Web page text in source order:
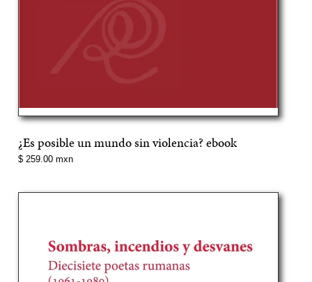
¿Es posible un mundo sin violencia? ebook
Precio
$ 259.00 mxn